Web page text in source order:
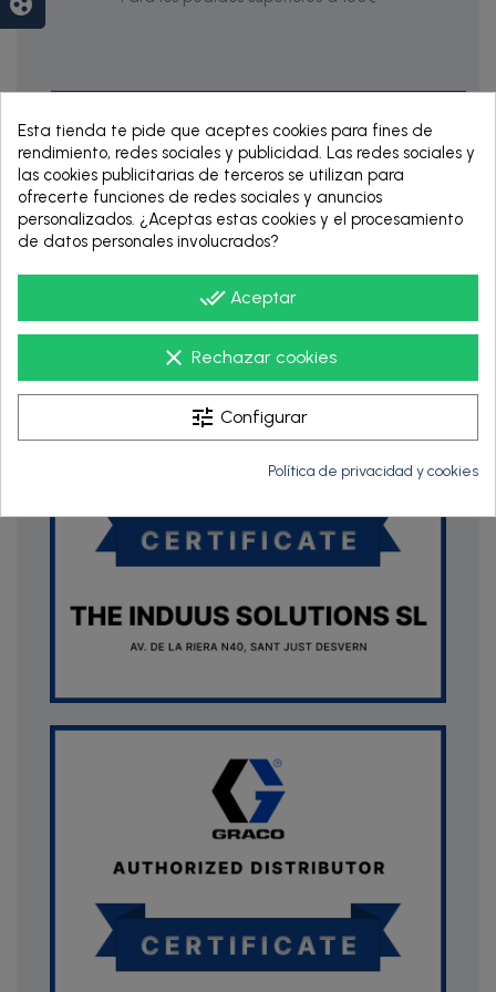
RENTING DE 12
Esta tienda te pide que aceptes cookies para fines de
rendimiento, redes sociales y publicidad. Las redes sociales y
las cookies publicitarias de terceros se utilizan para
ofrecerte funciones de redes sociales y anuncios
personalizados. ¿Aceptas estas cookies y el procesamiento
de datos personales involucrados?
done_all Aceptar
clear Rechazar cookies
tune Configurar
Política de privacidad y cookies